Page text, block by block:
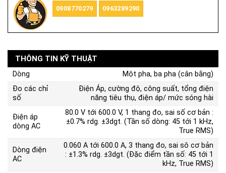
0908770279 0963289290
THÔNG TIN KỸ THUẬT
Dòng
Một pha, ba pha (cân bằng)
Đo các chỉ
số
Điện Áp, cường độ, công suất, tổng điện
năng tiêu thụ, điện áp/ mức sóng hài
Điện áp
dòng AC
80.0 V tới 600.0 V, 1 thang đo, sai số cơ bản :
±0.7% rdg. ±3dgt. (Tần số dòng: 45 tới 1 kHz,
True RMS)
Dòng điện
AC
0.060 A tới 600.0 A, 3 thang đo, sai sô cơ bản
: ±1.3% rdg. ±3dgt. (Đặc điểm tần số: 45 tới 1
kHz, True RMS)